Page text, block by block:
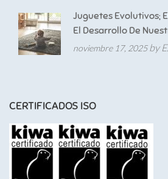
Juguetes Evolutivos;
El Desarrollo De
noviembre 17, 2025 by
CERTIFICADOS ISO